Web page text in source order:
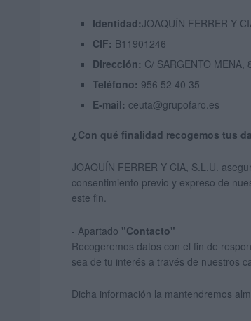
Identidad:JOAQUÍN FERRER Y
CIF: B11901246
Dirección: C/ SARGENTO MENA,
Teléfono: 956 52 40 35
E-mail: ceuta@grupofaro.es
¿Con qué finalidad recogemos tus
JOAQUÍN FERRER Y CIA, S.L.U.
consentimiento previo y expreso de
este fin.
- Apartado "Contacto"
Recogeremos datos con el fin de
sea de tu interés a través de nuestros
Dicha información la mantendremos